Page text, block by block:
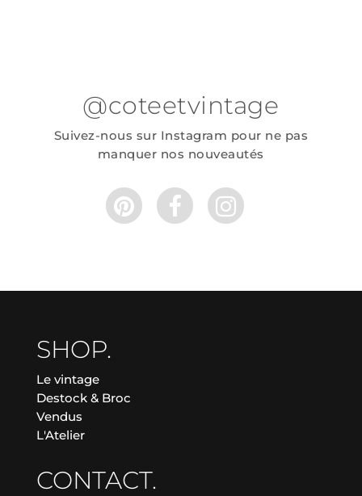
@coteetvintage
Suivez-nous sur Instagram pour ne pas
manquer nos nouveautés
SHOP.
Le vintage
Destock & Broc
Vendus
L'Atelier
CONTACT.